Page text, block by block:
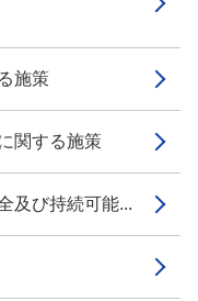
施策
関する施策
及び持続可能...